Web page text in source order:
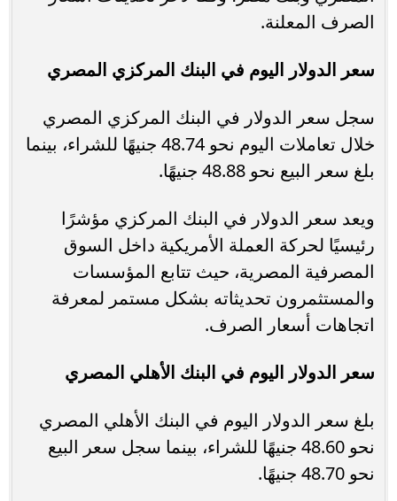
الصرف المعلنة.
سعر الدولار اليوم في البنك المركزي المصري
سجل سعر الدولار في البنك المركزي المصري
خلال تعاملات اليوم نحو 48.74 جنيهًا للشراء، بينما
بلغ سعر البيع نحو 48.88 جنيهًا.
ويعد سعر الدولار في البنك المركزي مؤشرًا
رئيسيًا لحركة العملة الأمريكية داخل السوق
المصرفية المصرية، حيث تتابع المؤسسات
والمستثمرون تحديثاته بشكل مستمر لمعرفة
اتجاهات أسعار الصرف.
سعر الدولار اليوم في البنك الأهلي المصري
بلغ سعر الدولار اليوم في البنك الأهلي المصري
نحو 48.60 جنيهًا للشراء، بينما سجل سعر البيع
نحو 48.70 جنيهًا.